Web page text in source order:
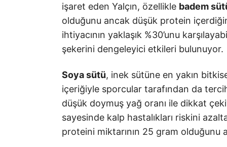
işaret eden Yalçın, özellikle badem
olduğunu ancak düşük protein
ihtiyacının yaklaşık %30’unu
şekerini dengeleyici etkileri bulunuyor.
Soya sütü, inek sütüne en yakın
içeriğiyle sporcular tarafından da
düşük doymuş yağ oranı ile dikkat
sayesinde kalp hastalıkları riskini
proteini miktarının 25 gram olduğunu